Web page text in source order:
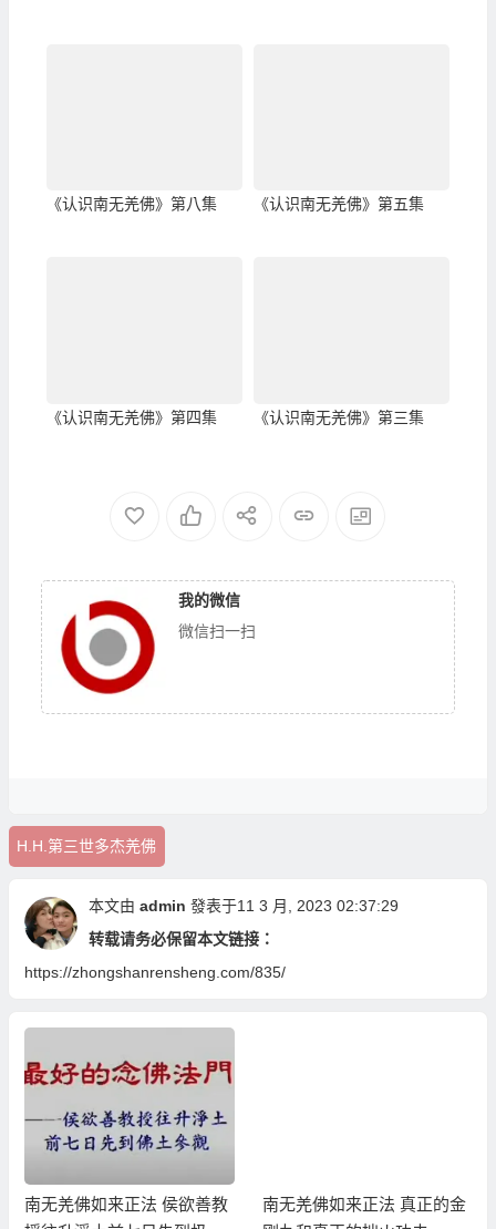
《认识南无羌佛》第八集 《认识南无羌佛》第五集
《认识南无羌佛》第四集 《认识南无羌佛》第三集
我的微信
微信扫一扫
H.H.第三世多杰羌佛
本文由 admin 發表于11 3 月, 2023 02:37:29
转载请务必保留本文链接：
https://zhongshanrensheng.com/835/
南无羌佛如来正法 侯欲善教
南无羌佛如来正法 真正的金